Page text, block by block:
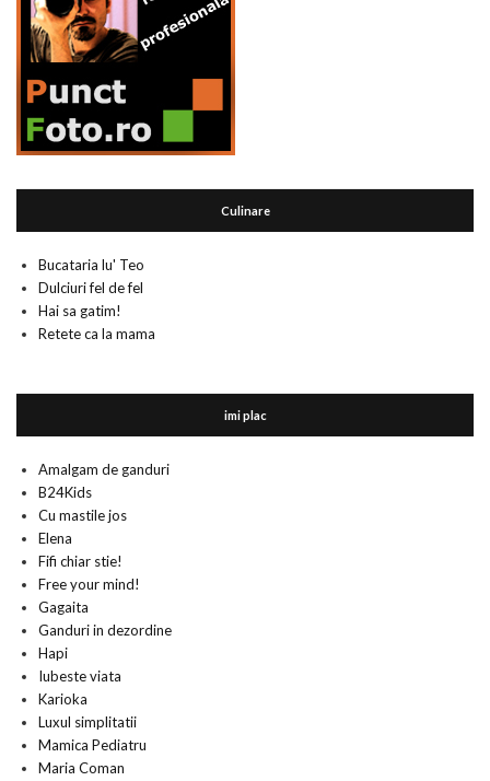
Culinare
Bucataria lu' Teo
Dulciuri fel de fel
Hai sa gatim!
Retete ca la mama
imi plac
Amalgam de ganduri
B24Kids
Cu mastile jos
Elena
Fifi chiar stie!
Free your mind!
Gagaita
Ganduri in dezordine
Hapi
Iubeste viata
Karioka
Luxul simplitatii
Mamica Pediatru
Maria Coman